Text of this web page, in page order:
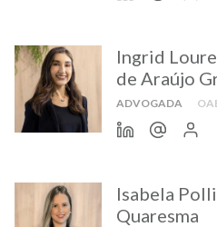
Ingrid
de Araújo
ADVOGADA
Isabela
Quaresma